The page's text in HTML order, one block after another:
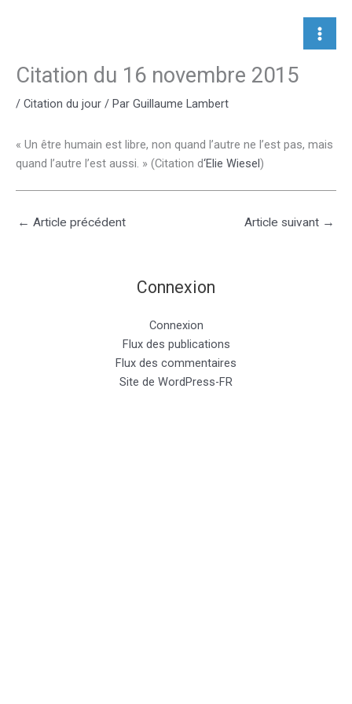
Citation du 16 novembre 2015
/ Citation du jour / Par Guillaume Lambert
« Un être humain est libre, non quand l’autre ne l’est pas, mais
quand l’autre l’est aussi. » (Citation d‘Elie Wiesel)
← Article précédent Article suivant →
Connexion
Connexion
Flux des publications
Flux des commentaires
Site de WordPress-FR